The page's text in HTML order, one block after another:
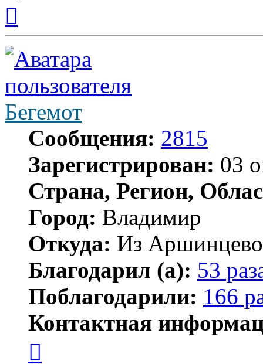
началу
Бегемот
Сообщения: 2815
Зарегистрирован: 03
Страна, Регион,
Город: Владимир
Откуда: Из
Благодарил (а): 53
Поблагодарили: 166
Контактная
пользователя